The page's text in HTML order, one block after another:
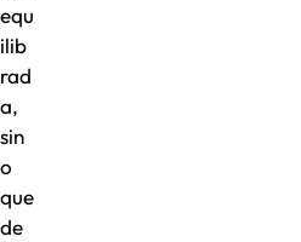
equ
ilib
rad
a,
sin
o
que
de